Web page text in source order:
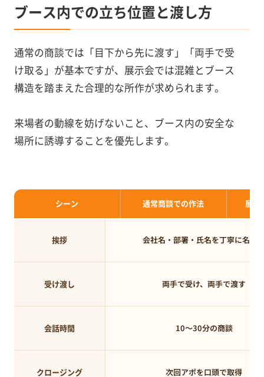
ブース内での立ち位置と渡し方
通常の商談では「目下から先に渡す」「両手で受
け取る」が基本ですが、展示会では混雑とブース
構造を踏まえた合理的な所作が求められます。
来場者の動線を妨げないこと、ブース内の安全な
場所に誘導することを優先します。
シーン 通常商談での作法 展示
挨拶 会社名・部署・氏名を丁寧に名乗
受け渡し 両手で受け、両手で渡す
会話時間 10〜30分の商談
クロージング 次回アポを口頭で取得